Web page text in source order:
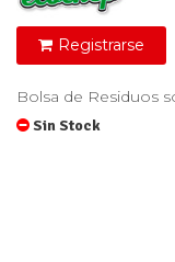
Registrarse
Bolsa de Residuos
Sin Stock